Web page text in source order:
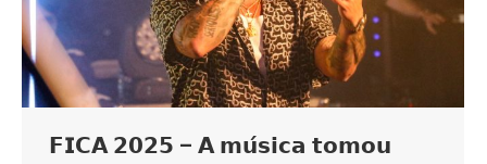
𝗙𝗜𝗖𝗔 𝟮𝟬𝟮𝟱 – 𝗔 𝗺𝘂́𝘀𝗶𝗰𝗮 𝘁𝗼𝗺𝗼𝘂